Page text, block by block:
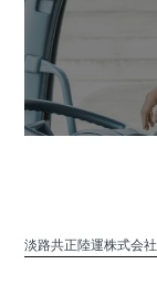
淡路共正陸運株式会社